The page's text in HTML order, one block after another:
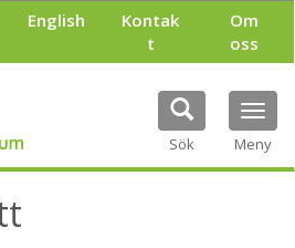
English
Kontak
t
Om
oss
Sök Meny